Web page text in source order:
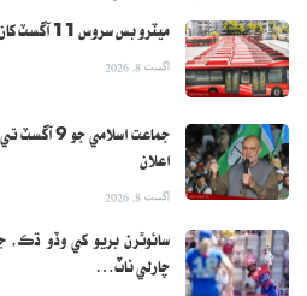
ميٽرو بس سروس 11 آگسٽ کان بند ڪرڻ جو اعلان
اگست 8, 2026
جماعت
اعلان
اگست 8, 2026
سائوٿرن بريو کي وڏو ڌڪ،
چارلي ناٽ…